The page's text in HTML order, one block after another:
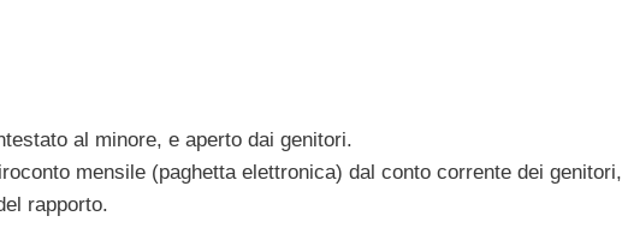
al minore, e aperto dai genitori.
mensile (paghetta elettronica) dal conto corrente dei genitori,
rapporto.